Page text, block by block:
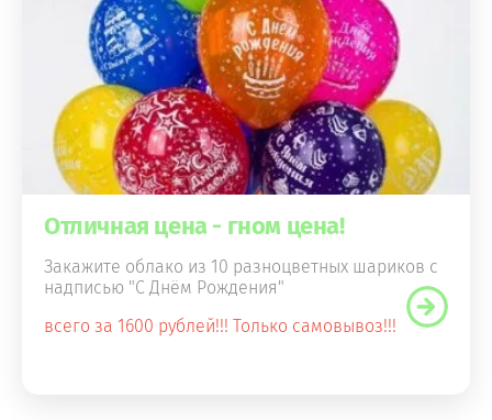
Отличная цена - гном цена!
Закажите облако из 10 разноцветных шариков с
надписью "С Днём Рождения"
всего за 1600 рублей!!! Только самовывоз!!!